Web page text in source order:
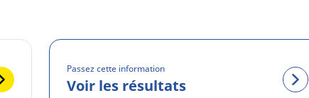
Passez cette information
Voir les résultats